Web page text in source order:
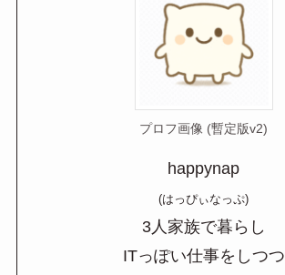
プロフ画像 (暫定版v2)
happynap
(はっぴぃなっぷ)
3人家族で暮らし
ITっぽい仕事をしつつ